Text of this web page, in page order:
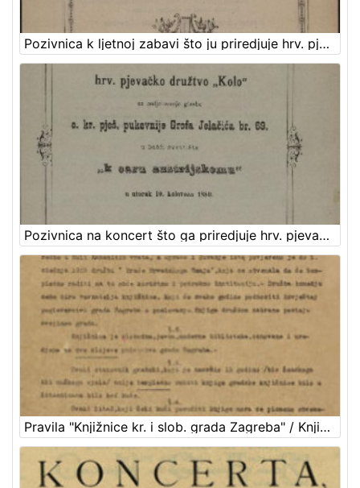
Pozivnica k ljetnoj zabavi što ju priredjuje hrv. pjevačko družtvo "Kolo" uz sudjelovanje glasbe c. kr. pješ. pukovnije Grofa Jelačića br. 69. u nedjelju dne 10. srpnja 1881. kod "Kamenitog stola"
Pozivnica na koncert što ga priredjuje hrv. pjevačko družtvo "Kolo" uz sudjelovanje glasbe c. kr. pješ. pukovnije grofa Jelačića br. 69. u bašći svratišta "K caru austrijskomu" u utorak 10. kolovoza 1880
Pravila "Knjižnice kr. i slob. grada Zagreba" / Knjižnica kr. i slob. grada Zagreba